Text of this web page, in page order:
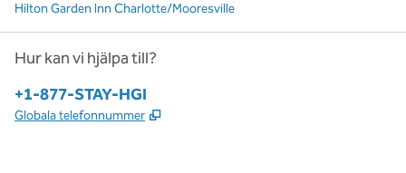
Hilton Garden Inn Charlotte/Mooresville
Hur kan vi hjälpa till?
Telefon:
+1-877-STAY-HGI
Globala telefonnummer ,